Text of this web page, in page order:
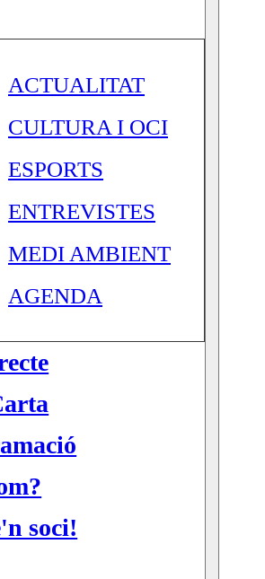
ACTUALITAT
CULTURA I OCI
ESPORTS
ENTREVISTES
MEDI AMBIENT
AGENDA
soci!